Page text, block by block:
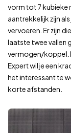
vorm tot 7 kubieke
aantrekkelijk zijn
vervoeren. Er zijn
laatste twee vallen
vermogen/koppel.
Expert wil je een
het interessant te
korte afstanden.